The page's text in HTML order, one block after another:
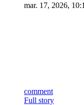
mar. 17, 2026,
comment
Full story